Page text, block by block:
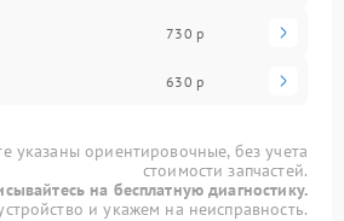
730 р
630 р
указаны ориентировочные, без учета
стоимости запчастей.
на бесплатную диагностику.
и укажем на неисправность.